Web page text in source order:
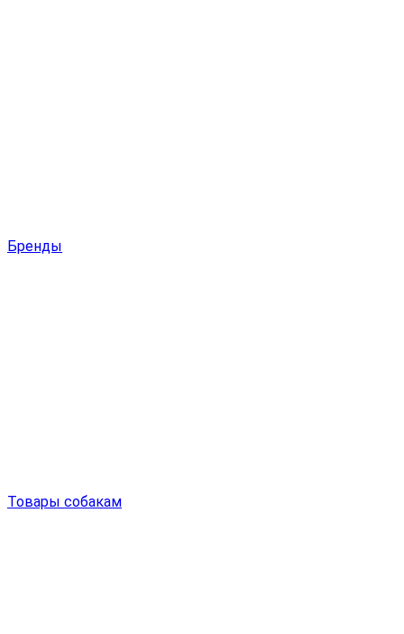
Бренды
Товары собакам